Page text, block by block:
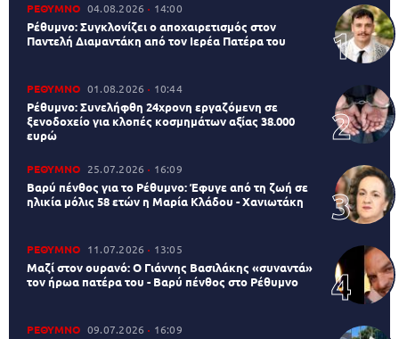
ΡΕΘΥΜΝΟ 04.08.2026 14:00
Ρέθυμνο: Συγκλονίζει ο αποχαιρετισμός στον
Παντελή Διαμαντάκη από τον Ιερέα Πατέρα του
ΡΕΘΥΜΝΟ 01.08.2026 10:44
Ρέθυμνο: Συνελήφθη 24χρονη εργαζόμενη σε
ξενοδοχείο για κλοπές κοσμημάτων αξίας 38.000
ευρώ
ΡΕΘΥΜΝΟ 25.07.2026 16:09
Βαρύ πένθος για το Ρέθυμνο: Έφυγε από τη ζωή σε
ηλικία μόλις 58 ετών η Μαρία Κλάδου - Χανιωτάκη
ΡΕΘΥΜΝΟ 11.07.2026 13:05
Μαζί στον ουρανό: Ο Γιάννης Βασιλάκης «συναντά»
τον ήρωα πατέρα του - Βαρύ πένθος στο Ρέθυμνο
ΡΕΘΥΜΝΟ 09.07.2026 16:09